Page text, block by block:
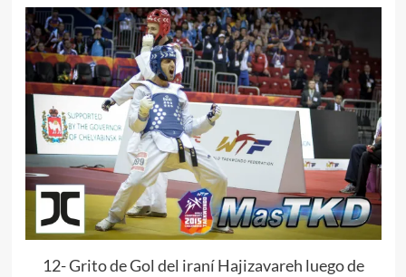
12- Grito de Gol del iraní Hajizavareh luego de